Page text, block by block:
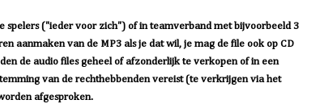
spelers ("ieder voor zich") of in teamverband met bijvoorbeeld 3
aanmaken van de MP3 als je dat wil, je mag de file ook op CD
de audio files geheel of afzonderlijk te verkopen of in een
van de rechthebbenden vereist (te verkrijgen via het
afgesproken.